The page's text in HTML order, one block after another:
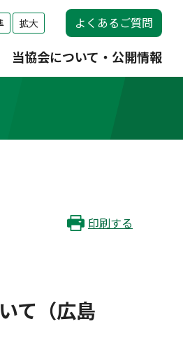
拡大 よくあるご質問
当協会について・公開情報
印刷する
て（広島